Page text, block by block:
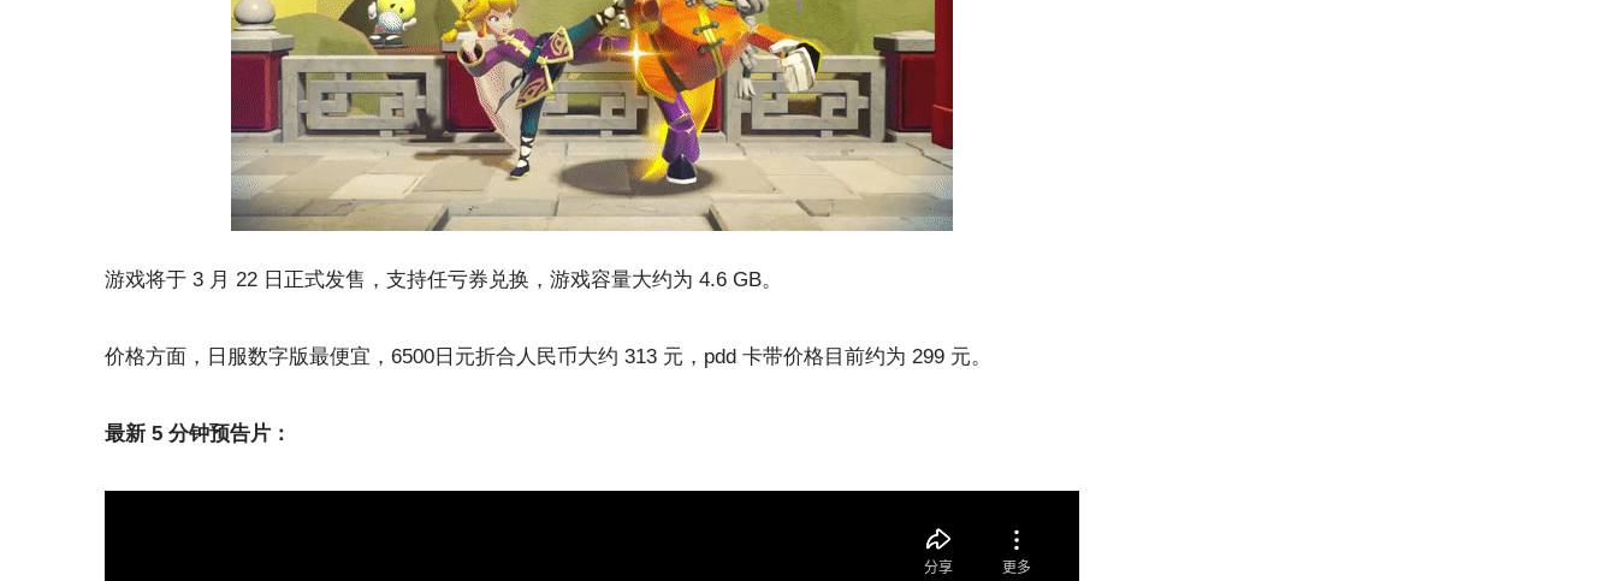
游戏将于 3 月 22 日正式发售，支持任亏券兑换，游戏容量大约为 4.6 GB。
价格方面，日服数字版最便宜，6500日元折合人民币大约 313 元，pdd 卡带价格目前约为 299 元。
最新 5 分钟预告片：